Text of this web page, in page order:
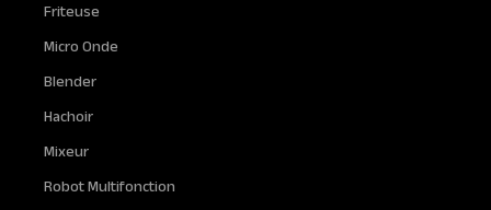
Friteuse
Micro Onde
Blender
Hachoir
Mixeur
Robot Multifonction